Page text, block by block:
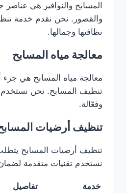
المسابح والنوافير هي عناصر
والقصور. نحن نقدم خدمة
نظافتها وجمالها.
معالجة مياه المسابح
معالجة مياه المسابح هي
تنظيف المسابح. نحن نستخدم
وفعّالة.
تنظيف أرضيات
تنظيف أرضيات المسابح
نستخدم تقنيات متقدمة
خدمة
تفاصيل